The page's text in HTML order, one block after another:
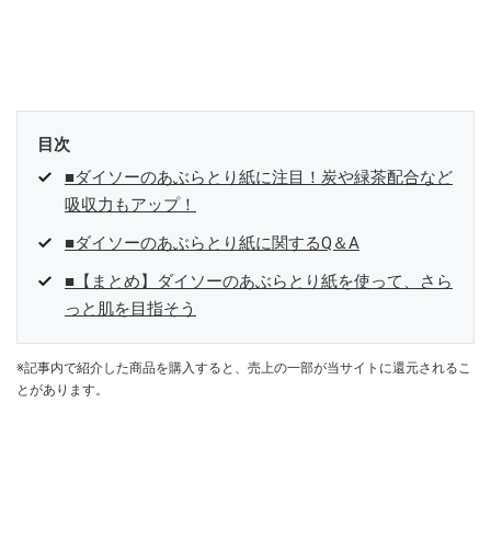
目次
■ダイソーのあぶらとり紙に注目！炭や緑茶配合など
吸収力もアップ！
■ダイソーのあぶらとり紙に関するQ＆A
■【まとめ】ダイソーのあぶらとり紙を使って、さら
っと肌を目指そう
※記事内で紹介した商品を購入すると、売上の一部が当サイトに還元されるこ
とがあります。